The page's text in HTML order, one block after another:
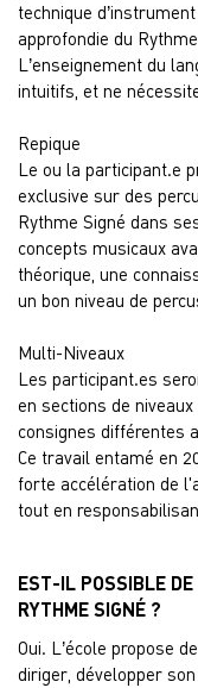
technique
approfondie du
L’enseignement du
intuitifs, et ne
Repique
Le ou la participant.e
exclusive sur des
Rythme Signé dans
concepts musicaux
théorique, une
un bon niveau de
Multi-Niveaux
Les participant.es
en sections de
consignes différentes
Ce travail entamé en
forte accélération de
tout en
EST-IL POSSIBLE DE
RYTHME SIGNÉ ?
Oui. L’école propose
diriger, développer